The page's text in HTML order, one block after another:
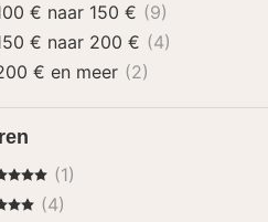
100 € naar 150 € (9)
150 € naar 200 € (4)
200 € en meer (2)
Sterren
(1)
Sterren
(4)